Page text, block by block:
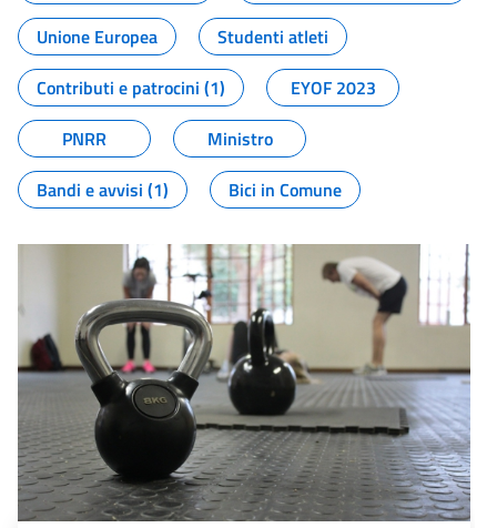
Unione Europea
Studenti atleti
Contributi e patrocini (1)
EYOF 2023
PNRR
Ministro
Bandi e avvisi (1)
Bici in Comune